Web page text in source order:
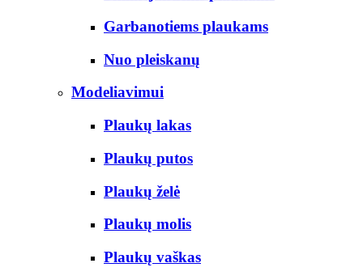
Garbanotiems plaukams
Nuo pleiskanų
Modeliavimui
Plaukų lakas
Plaukų putos
Plaukų želė
Plaukų molis
Plaukų vaškas